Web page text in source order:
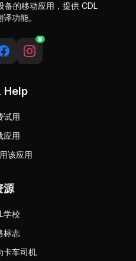
的移动应用，提供 CDL
功能。
新
Help
试用
应用
该应用
源
学校
标志
卡车司机